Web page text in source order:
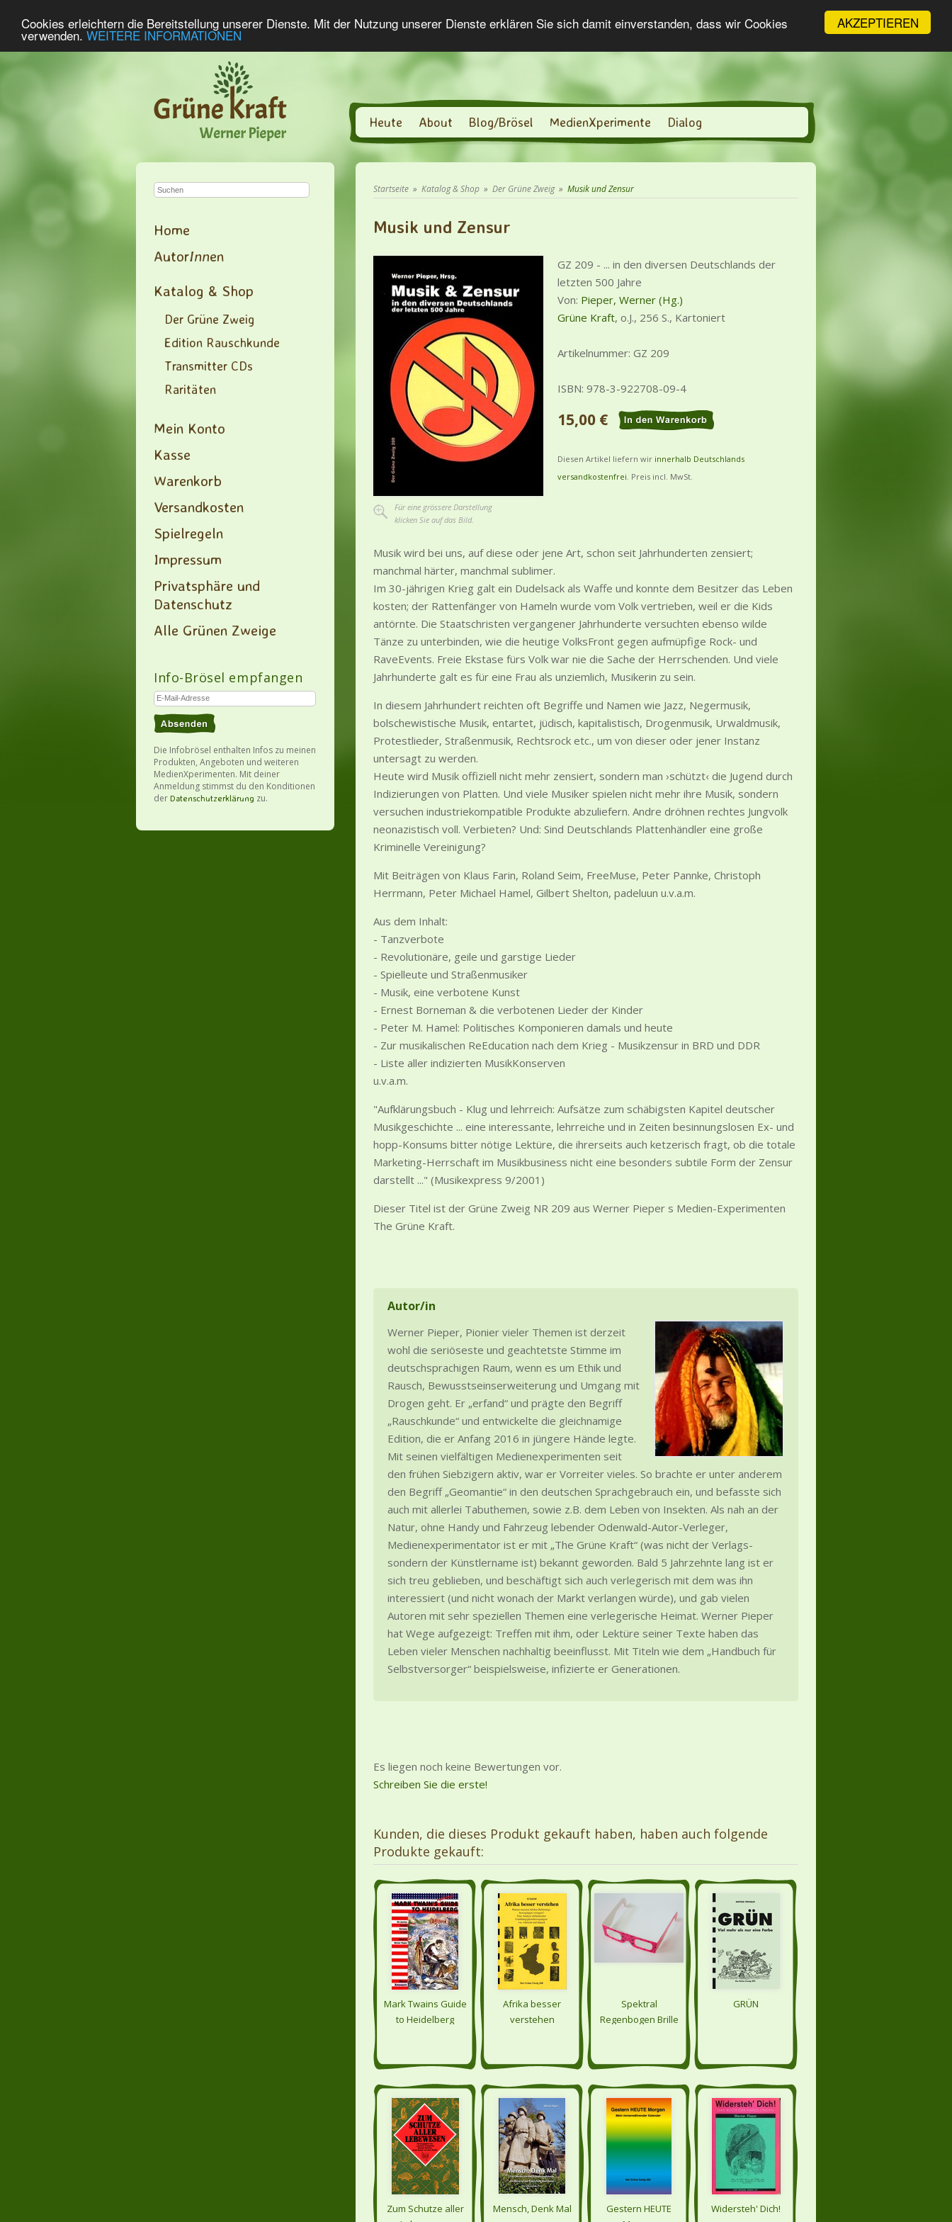
AKZEPTIEREN
Cookies erleichtern die Bereitstellung unserer Dienste. Mit der Nutzung unserer Dienste erklären Sie sich damit einverstanden, dass wir Cookies
verwenden. WEITERE INFORMATIONEN
Heute About Blog/Brösel MedienXperimente Dialog
Home
AutorInnen
Katalog & Shop
Der Grüne Zweig
Edition Rauschkunde
Transmitter CDs
Raritäten
Mein Konto
Kasse
Warenkorb
Versandkosten
Spielregeln
Impressum
Privatsphäre und
Datenschutz
Alle Grünen Zweige
Info-Brösel empfangen
Die Infobrösel enthalten Infos zu meinen
Produkten, Angeboten und weiteren
MedienXperimenten. Mit deiner
Anmeldung stimmst du den Konditionen
der Datenschutzerklärung zu.
Startseite » Katalog & Shop » Der Grüne Zweig» Musik und Zensur
Musik und Zensur
Für eine grössere Darstellung
klicken Sie auf das Bild.
GZ 209 - ... in den diversen Deutschlands der
letzten 500 Jahre
Von: Pieper, Werner (Hg.)
Grüne Kraft, o.J., 256 S., Kartoniert
Artikelnummer: GZ 209
ISBN: 978-3-922708-09-4
15,00 €
Diesen Artikel liefern wir innerhalb Deutschlands
versandkostenfrei. Preis incl. MwSt.
Musik wird bei uns, auf diese oder jene Art, schon seit Jahrhunderten zensiert;
manchmal härter, manchmal sublimer.
Im 30-jährigen Krieg galt ein Dudelsack als Waffe und konnte dem Besitzer das Leben
kosten; der Rattenfänger von Hameln wurde vom Volk vertrieben, weil er die Kids
antörnte. Die Staatschristen vergangener Jahrhunderte versuchten ebenso wilde
Tänze zu unterbinden, wie die heutige VolksFront gegen aufmüpfige Rock- und
RaveEvents. Freie Ekstase fürs Volk war nie die Sache der Herrschenden. Und viele
Jahrhunderte galt es für eine Frau als unziemlich, Musikerin zu sein.
In diesem Jahrhundert reichten oft Begriffe und Namen wie Jazz, Negermusik,
bolschewistische Musik, entartet, jüdisch, kapitalistisch, Drogenmusik, Urwaldmusik,
Protestlieder, Straßenmusik, Rechtsrock etc., um von dieser oder jener Instanz
untersagt zu werden.
Heute wird Musik offiziell nicht mehr zensiert, sondern man ›schützt‹ die Jugend durch
Indizierungen von Platten. Und viele Musiker spielen nicht mehr ihre Musik, sondern
versuchen industriekompatible Produkte abzuliefern. Andre dröhnen rechtes Jungvolk
neonazistisch voll. Verbieten? Und: Sind Deutschlands Plattenhändler eine große
Kriminelle Vereinigung?
Mit Beiträgen von Klaus Farin, Roland Seim, FreeMuse, Peter Pannke, Christoph
Herrmann, Peter Michael Hamel, Gilbert Shelton, padeluun u.v.a.m.
Aus dem Inhalt:
- Tanzverbote
- Revolutionäre, geile und garstige Lieder
- Spielleute und Straßenmusiker
- Musik, eine verbotene Kunst
- Ernest Borneman & die verbotenen Lieder der Kinder
- Peter M. Hamel: Politisches Komponieren damals und heute
- Zur musikalischen ReEducation nach dem Krieg - Musikzensur in BRD und DDR
- Liste aller indizierten MusikKonserven
u.v.a.m.
"Aufklärungsbuch - Klug und lehrreich: Aufsätze zum schäbigsten Kapitel deutscher
Musikgeschichte ... eine interessante, lehrreiche und in Zeiten besinnungslosen Ex- und
hopp-Konsums bitter nötige Lektüre, die ihrerseits auch ketzerisch fragt, ob die totale
Marketing-Herrschaft im Musikbusiness nicht eine besonders subtile Form der Zensur
darstellt ..." (Musikexpress 9/2001)
Dieser Titel ist der Grüne Zweig NR 209 aus Werner Pieper s Medien-Experimenten
The Grüne Kraft.
Autor/in
Werner Pieper, Pionier vieler Themen ist derzeit
wohl die seriöseste und geachtetste Stimme im
deutschsprachigen Raum, wenn es um Ethik und
Rausch, Bewusstseinserweiterung und Umgang mit
Drogen geht. Er „erfand“ und prägte den Begriff
„Rauschkunde“ und entwickelte die gleichnamige
Edition, die er Anfang 2016 in jüngere Hände legte.
Mit seinen vielfältigen Medienexperimenten seit
den frühen Siebzigern aktiv, war er Vorreiter vieles. So brachte er unter anderem
den Begriff „Geomantie“ in den deutschen Sprachgebrauch ein, und befasste sich
auch mit allerlei Tabuthemen, sowie z.B. dem Leben von Insekten. Als nah an der
Natur, ohne Handy und Fahrzeug lebender Odenwald-Autor-Verleger,
Medienexperimentator ist er mit „The Grüne Kraft“ (was nicht der Verlags-
sondern der Künstlername ist) bekannt geworden. Bald 5 Jahrzehnte lang ist er
sich treu geblieben, und beschäftigt sich auch verlegerisch mit dem was ihn
interessiert (und nicht wonach der Markt verlangen würde), und gab vielen
Autoren mit sehr speziellen Themen eine verlegerische Heimat. Werner Pieper
hat Wege aufgezeigt: Treffen mit ihm, oder Lektüre seiner Texte haben das
Leben vieler Menschen nachhaltig beeinflusst. Mit Titeln wie dem „Handbuch für
Selbstversorger“ beispielsweise, infizierte er Generationen.
Es liegen noch keine Bewertungen vor.
Schreiben Sie die erste!
Kunden, die dieses Produkt gekauft haben, haben auch folgende
Produkte gekauft:
Mark Twains Guide
to Heidelberg
Afrika besser
verstehen
Spektral
Regenbogen Brille
GRÜN
Zum Schutze aller
Mensch, Denk Mal
Gestern HEUTE
Widersteh' Dich!